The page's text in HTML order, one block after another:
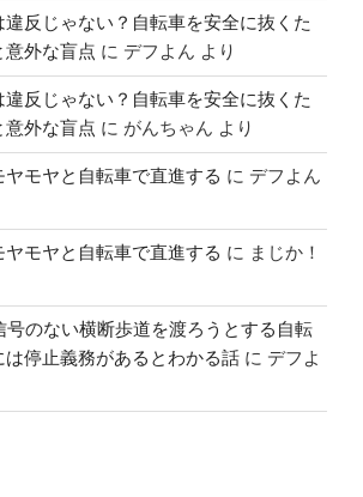
反じゃない？自転車を安全に抜くた
意外な盲点 に デフよん より
反じゃない？自転車を安全に抜くた
意外な盲点 に がんちゃん より
モヤと自転車で直進する に デフよん
モヤと自転車で直進する に まじか！
号のない横断歩道を渡ろうとする自転
停止義務があるとわかる話 に デフよ